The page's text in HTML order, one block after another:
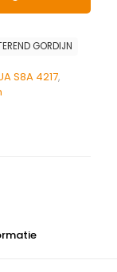
S8A 4217,
GORDIJN